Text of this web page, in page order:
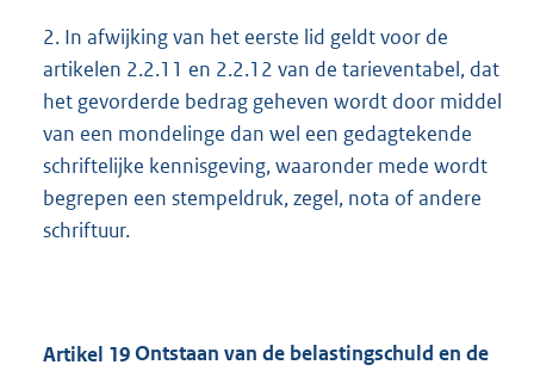
2. In afwijking van het eerste lid geldt voor de
artikelen 2.2.11 en 2.2.12 van de tarieventabel, dat
het gevorderde bedrag geheven wordt door middel
van een mondelinge dan wel een gedagtekende
schriftelijke kennisgeving, waaronder mede wordt
begrepen een stempeldruk, zegel, nota of andere
schriftuur.
Artikel 19Ontstaan van de belastingschuld en de